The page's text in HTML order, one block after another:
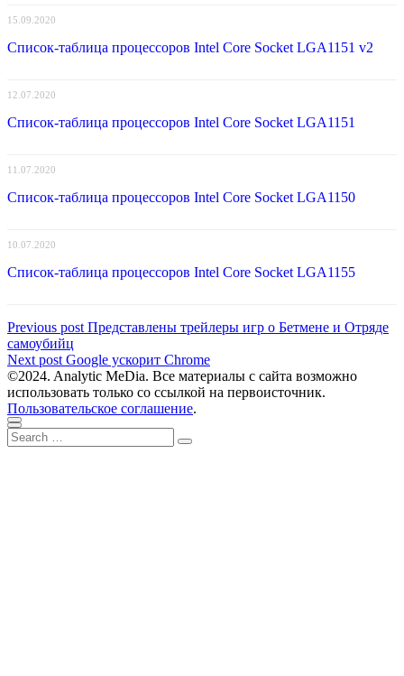
15.09.2020
Список-таблица процессоров Intel Core Socket LGA1151 v2
12.07.2020
Список-таблица процессоров Intel Core Socket LGA1151
11.07.2020
Список-таблица процессоров Intel Core Socket LGA1150
10.07.2020
Список-таблица процессоров Intel Core Socket LGA1155
Навигация
по
записям
Previous post Previous
Представлены трейлеры игр о Бетмене и Отряде
самоубийц
Next post Next
post:
Google ускорит Chrome
©2024. Analytic MeDia. Все материалы с сайта возможно
использовать только со ссылкой на первоисточник.
Пользовательское соглашение.
Scroll
to
Close
Search
for:
Search